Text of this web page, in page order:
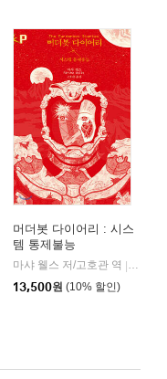
머더봇 다이어리 : 시스
템 통제불능
마샤 웰스 저/고호관 역
알마
13,500원 (10% 할인)